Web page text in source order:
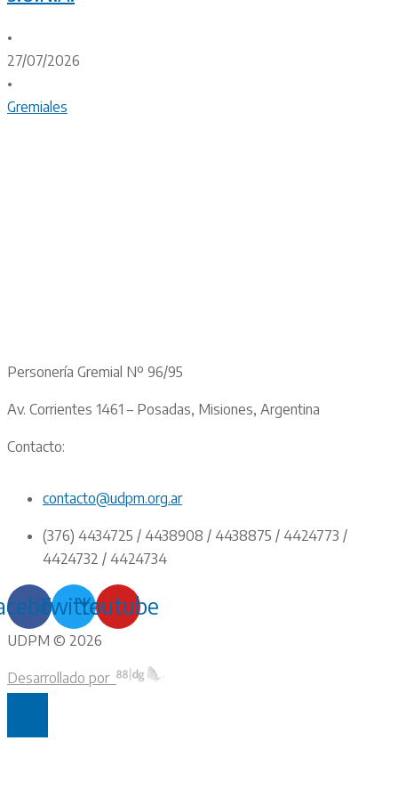
•
27/07/2026
•
Gremiales
Personería Gremial Nº 96/95
Av. Corrientes 1461 – Posadas, Misiones, Argentina
Contacto:
contacto@udpm.org.ar
(376) 4434725 / 4438908 / 4438875 / 4424773 /
4424732 / 4424734
TwitterYoutube
UDPM © 2026
Desarrollado por